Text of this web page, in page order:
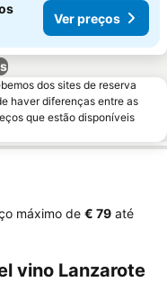
Ver preços
dos sites de reserva
haver diferenças entre as
que estão disponíveis
máximo de ‎€ 79 até
vino Lanzarote